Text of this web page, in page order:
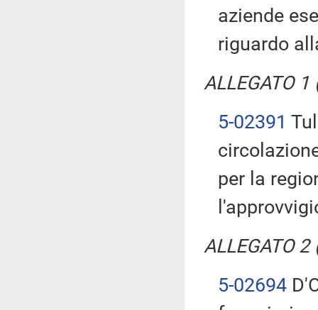
aziende
riguardo
ALLEGATO
5-02391
per la
ALLEGATO
5-02694